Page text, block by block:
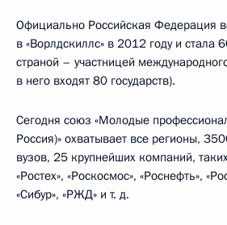
Официально Российская Федерация
в «Ворлдскиллс» в 2012 году и стала
страной – участницей
в него входят 80 государств).
Сегодня союз «Молодые
Россия)» охватывает все регионы,
вузов, 25 крупнейших компаний,
«Ростех», «Роскосмос», «Роснефть»,
«Сибур», «РЖД» и т. д.